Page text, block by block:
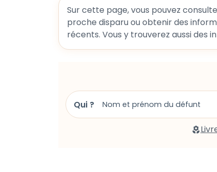
L’Union
Aisne Nouvelle
L’Ardennais
Libération Champagne
Sur cette page, vous pouvez
proche disparu ou obtenir des informations sur une cérémonie funéraire à venir, cette section
Qui ?